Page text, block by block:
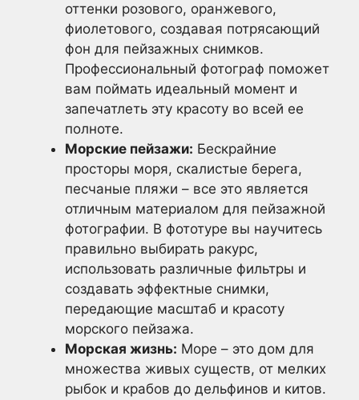
оттенки розового, оранжевого,
фиолетового, создавая потрясающий
фон для пейзажных снимков.
Профессиональный фотограф поможет
вам поймать идеальный момент и
запечатлеть эту красоту во всей ее
полноте.
Морские пейзажи: Бескрайние
просторы моря, скалистые берега,
песчаные пляжи – все это является
отличным материалом для пейзажной
фотографии. В фототуре вы научитесь
правильно выбирать ракурс,
использовать различные фильтры и
создавать эффектные снимки,
передающие масштаб и красоту
морского пейзажа.
Морская жизнь: Море – это дом для
множества живых существ, от мелких
рыбок и крабов до дельфинов и китов.